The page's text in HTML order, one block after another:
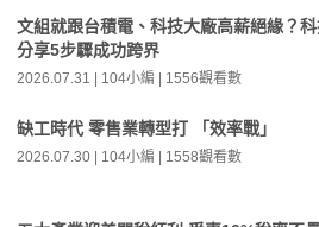
文組就跟台積電、科技大廠高薪絕緣？
分享5步驟成功跨界
2026.07.31 | 104小編 | 1556觀看數
缺工時代 零售業轉型打 「效率戰」
2026.07.30 | 104小編 | 1558觀看數